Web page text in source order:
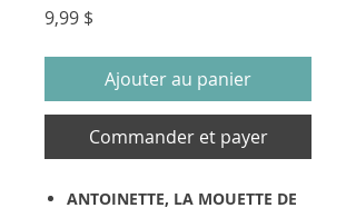
9,99 $
Ajouter au panier
Commander et payer
ANTOINETTE, LA MOUETTE DE